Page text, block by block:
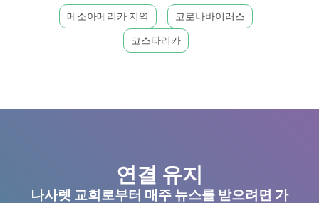
메소아메리카 지역
코로나바이러스
코스타리카
연결 유지
나사렛 교회로부터 매주 뉴스를 받으려면 가